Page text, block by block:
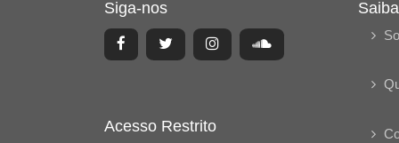
Siga-nos
Acesso Restrito